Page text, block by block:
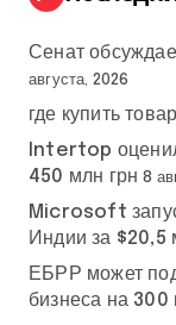
Сенат
августа, 2026
где купить
Intertop
450 млн грн 8
Microsoft
Индии за $20,5
ЕБРР может
бизнеса на